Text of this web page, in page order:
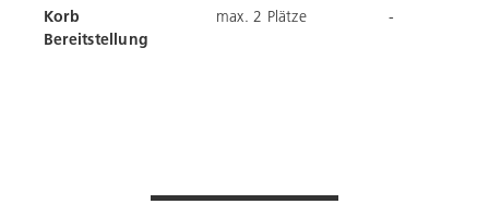
Korb
Bereitstellung
max. 2 Plätze -